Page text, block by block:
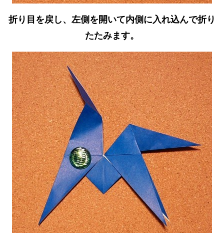
折り目を戻し、左側を開いて内側に入れ込んで折り
たたみます。